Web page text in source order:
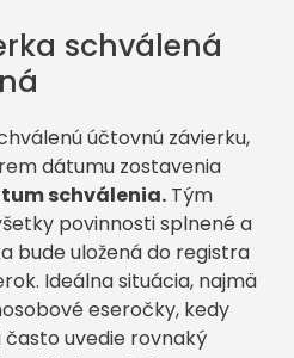
schválená
účtovnú závierku,
dátumu zostavenia
schválenia. Tým
povinnosti splnené a
bude uložená do registra
Ideálna situácia, najmä
eseročky, kedy
uvedie rovnaký